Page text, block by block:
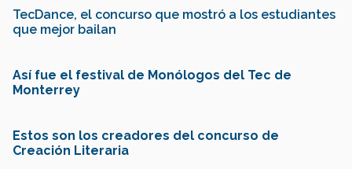
TecDance, el concurso que mostró a los estudiantes
que mejor bailan
Así fue el festival de Monólogos del Tec de
Monterrey
Estos son los creadores del concurso de
Creación Literaria